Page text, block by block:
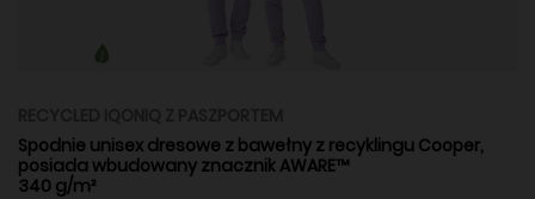
Spodnie unisex dresowe z bawełny z recyklingu Cooper,
posiada wbudowany znacznik AWARE™
340 g/m²